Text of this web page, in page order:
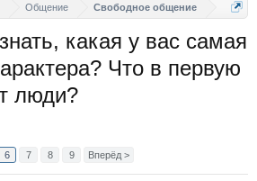
Общение Свободное общение
какая у вас самая
Что в первую
люди?
6 7 8 9 Вперёд >